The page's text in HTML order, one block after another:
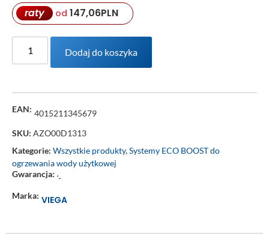
raty od 147,06PLN
Dodaj do koszyka
EAN: 4015211345679
SKU: AZO00D1313
Kategorie: Wszystkie produkty,Systemy ECO BOOST do
ogrzewania wody użytkowej
Gwarancja: ‘-
Marka: VIEGA